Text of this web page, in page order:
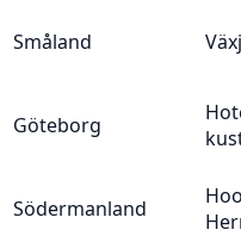
Småland
Göteborg
Södermanland